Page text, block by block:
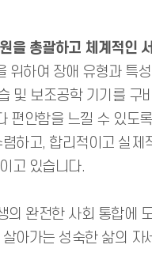
을 총괄하고 체계적인
위하여 장애 유형과 특
및 보조공학 기기를 구
편안함을 느낄 수 있도
하고, 합리적이고 실제
고 있습니다.
완전한 사회 통합에
아가는 성숙한 삶의 자